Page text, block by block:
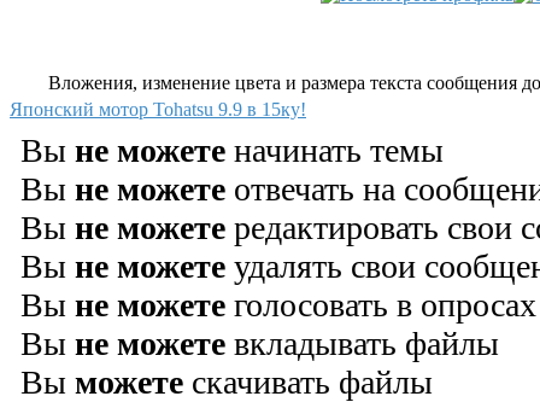
Вложения, изменение цвета и размера текста сообщения
Японский мотор Tohatsu 9.9 в 15ку!
Вы не можете начинать темы
Вы не можете отвечать на
Вы не можете редактировать свои
Вы не можете удалять свои
Вы не можете голосовать в опросах
Вы не можете вкладывать файлы
Вы можете скачивать файлы